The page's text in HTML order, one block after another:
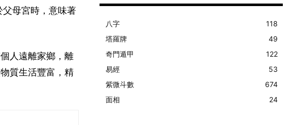
父母宮時，意味著
人遠離家鄉，離
質生活豐富，精
八字
118
塔羅牌
49
奇門遁甲
122
易經
53
紫微斗數
674
面相
24